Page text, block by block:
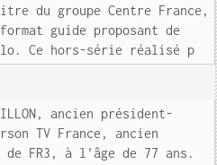
du groupe Centre France,
guide proposant de
Ce hors-série réalisé p
ancien président-
TV France, ancien
de FR3, à l'âge de 77 ans.